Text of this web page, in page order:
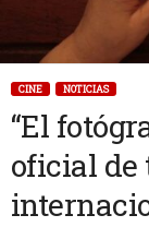
CINE NOTICIAS
“El
oficial de